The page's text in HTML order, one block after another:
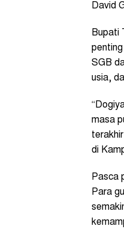
David
Bupati
SGB
usia,
masa
di
Pasca
Para